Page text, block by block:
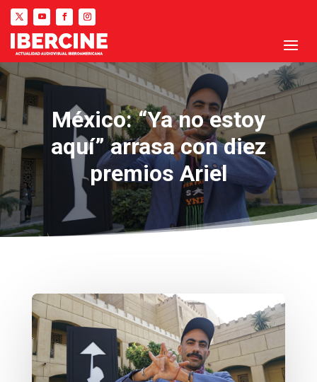
México: “Ya no estoy
aquí” arrasa con diez
premios Ariel